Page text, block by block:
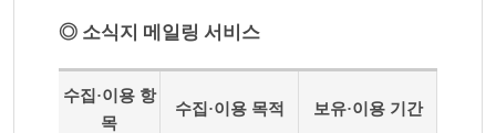
◎ 소식지 메일링 서비스
수집·이용 항
목
수집·이용 목적 보유·이용 기간